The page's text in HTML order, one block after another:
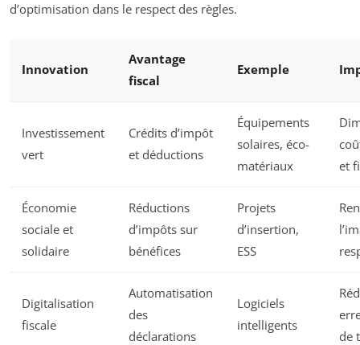
d’optimisation dans le respect des règles.
Innovation
Avantage
fiscal
Exemple
Investissement
vert
Crédits d’impôt
et déductions
Équipements
solaires, éco-
matériaux
et
Économie
sociale et
solidaire
Réductions
d’impôts sur
bénéfices
Projets
d’insertion,
ESS
Digitalisation
fiscale
Automatisation
des
déclarations
Logiciels
intelligents
de